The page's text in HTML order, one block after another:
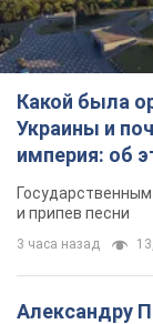
Какой была
Украины и
империя: об
и припев песни
3 часа назад
Александру